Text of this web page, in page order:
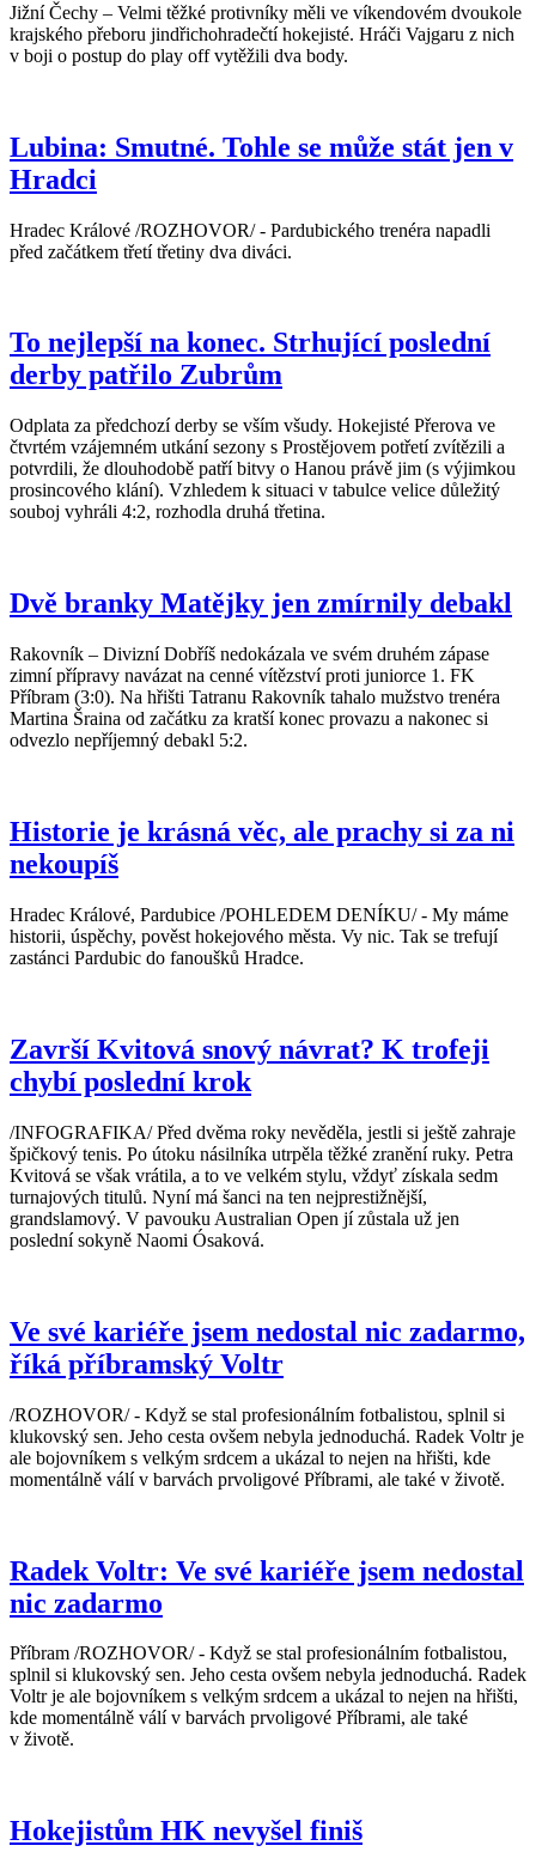
Jižní Čechy – Velmi těžké protivníky měli ve víkendovém dvoukole
krajského přeboru jindřichohradečtí hokejisté. Hráči Vajgaru z nich
v boji o postup do play off vytěžili dva body.
Lubina: Smutné. Tohle se může stát jen v
Hradci
Hradec Králové /ROZHOVOR/ - Pardubického trenéra napadli
před začátkem třetí třetiny dva diváci.
To nejlepší na konec. Strhující poslední
derby patřilo Zubrům
Odplata za předchozí derby se vším všudy. Hokejisté Přerova ve
čtvrtém vzájemném utkání sezony s Prostějovem potřetí zvítězili a
potvrdili, že dlouhodobě patří bitvy o Hanou právě jim (s výjimkou
prosincového klání). Vzhledem k situaci v tabulce velice důležitý
souboj vyhráli 4:2, rozhodla druhá třetina.
Dvě branky Matějky jen zmírnily debakl
Rakovník – Divizní Dobříš nedokázala ve svém druhém zápase
zimní přípravy navázat na cenné vítězství proti juniorce 1. FK
Příbram (3:0). Na hřišti Tatranu Rakovník tahalo mužstvo trenéra
Martina Šraina od začátku za kratší konec provazu a nakonec si
odvezlo nepříjemný debakl 5:2.
Historie je krásná věc, ale prachy si za ni
nekoupíš
Hradec Králové, Pardubice /POHLEDEM DENÍKU/ - My máme
historii, úspěchy, pověst hokejového města. Vy nic. Tak se trefují
zastánci Pardubic do fanoušků Hradce.
Završí Kvitová snový návrat? K trofeji
chybí poslední krok
/INFOGRAFIKA/ Před dvěma roky nevěděla, jestli si ještě zahraje
špičkový tenis. Po útoku násilníka utrpěla těžké zranění ruky. Petra
Kvitová se však vrátila, a to ve velkém stylu, vždyť získala sedm
turnajových titulů. Nyní má šanci na ten nejprestižnější,
grandslamový. V pavouku Australian Open jí zůstala už jen
poslední sokyně Naomi Ósaková.
Ve své kariéře jsem nedostal nic zadarmo,
říká příbramský Voltr
/ROZHOVOR/ - Když se stal profesionálním fotbalistou, splnil si
klukovský sen. Jeho cesta ovšem nebyla jednoduchá. Radek Voltr je
ale bojovníkem s velkým srdcem a ukázal to nejen na hřišti, kde
momentálně válí v barvách prvoligové Příbrami, ale také v životě.
Radek Voltr: Ve své kariéře jsem nedostal
nic zadarmo
Příbram /ROZHOVOR/ - Když se stal profesionálním fotbalistou,
splnil si klukovský sen. Jeho cesta ovšem nebyla jednoduchá. Radek
Voltr je ale bojovníkem s velkým srdcem a ukázal to nejen na hřišti,
kde momentálně válí v barvách prvoligové Příbrami, ale také
v životě.
Hokejistům HK nevyšel finiš